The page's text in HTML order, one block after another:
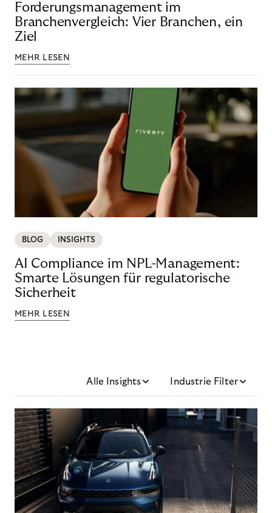
Forderungsmanagement im
Branchenvergleich: Vier Branchen, ein
Ziel
MEHR LESEN
BLOG INSIGHTS
AI Compliance im NPL-Management:
Smarte Lösungen für regulatorische
Sicherheit
MEHR LESEN
Alle Insights Industrie Filter